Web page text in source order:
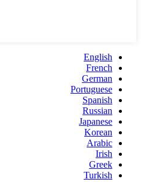
English
French
German
Portuguese
Spanish
Russian
Japanese
Korean
Arabic
Irish
Greek
Turkish